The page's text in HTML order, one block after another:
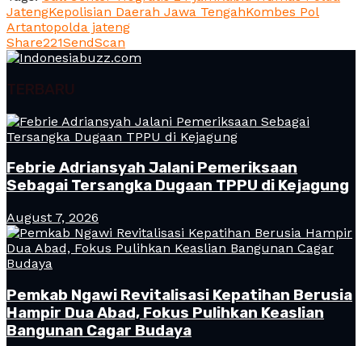
JatengKepolisian Daerah Jawa TengahKombes Pol
Artantopolda jateng
Share221SendScan
TERBARU
Febrie Adriansyah Jalani Pemeriksaan
Sebagai Tersangka Dugaan TPPU di Kejagung
August 7, 2026
Pemkab Ngawi Revitalisasi Kepatihan Berusia
Hampir Dua Abad, Fokus Pulihkan Keaslian
Bangunan Cagar Budaya